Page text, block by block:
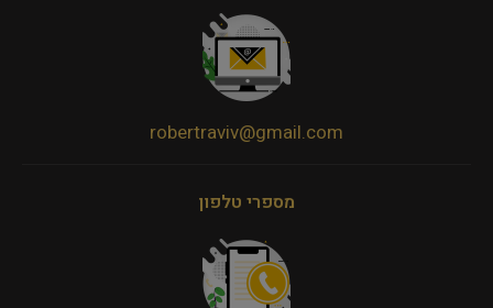
robertraviv@gmail.com
מספרי טלפון